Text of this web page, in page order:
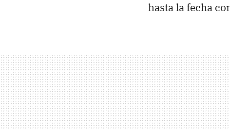
hasta la fecha